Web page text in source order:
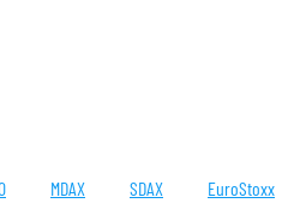
MDAX SDAX EuroStoxx